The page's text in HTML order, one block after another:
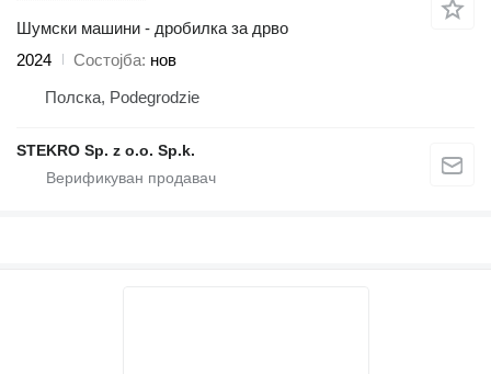
Шумски машини - дробилка за дрво
2024
Состојба нов
Полска, Podegrodzie
STEKRO Sp. z o.o. Sp.k.